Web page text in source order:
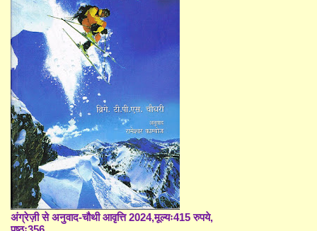
अंग्रेज़ी से अनुवाद-चौथी आवृत्ति 2024,मूल्यः415 रुपये,